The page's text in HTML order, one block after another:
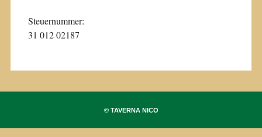
Steuernummer:
31 012 02187
© TAVERNA NICO